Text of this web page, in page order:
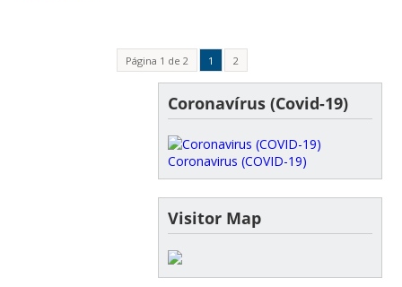
Página 1 de 2 1 2
Coronavírus (Covid-19)
Coronavirus (COVID-19)
Visitor Map